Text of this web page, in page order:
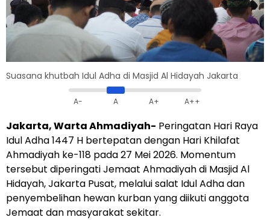
Suasana khutbah Idul Adha di Masjid Al Hidayah Jakarta
A- A A+ A++
Jakarta, Warta Ahmadiyah- Peringatan Hari Raya
Idul Adha 1447 H bertepatan dengan Hari Khilafat
Ahmadiyah ke-118 pada 27 Mei 2026. Momentum
tersebut diperingati Jemaat Ahmadiyah di Masjid Al
Hidayah, Jakarta Pusat, melalui salat Idul Adha dan
penyembelihan hewan kurban yang diikuti anggota
Jemaat dan masyarakat sekitar.